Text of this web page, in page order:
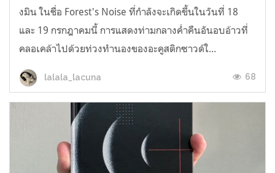
งมิน ในชื่อ Forest's Noise ที่กำลังจะเกิดขึ้นในวันที่ 18
และ 19 กรกฎาคมนี้ การแสดงท่ามกลางค่ำคืนอันอบอ้าวที่
คลอเคล้าไปด้วยท่วงทำนองของอะคูสติกซาวด์ใ...
lalala_lacuna 68